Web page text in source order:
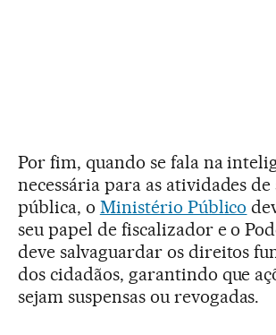
Por fim, quando se fala na
necessária para as atividades de
pública, o Ministério Público
seu papel de fiscalizador e o
deve salvaguardar os direitos
dos cidadãos, garantindo que
sejam suspensas ou revogadas.